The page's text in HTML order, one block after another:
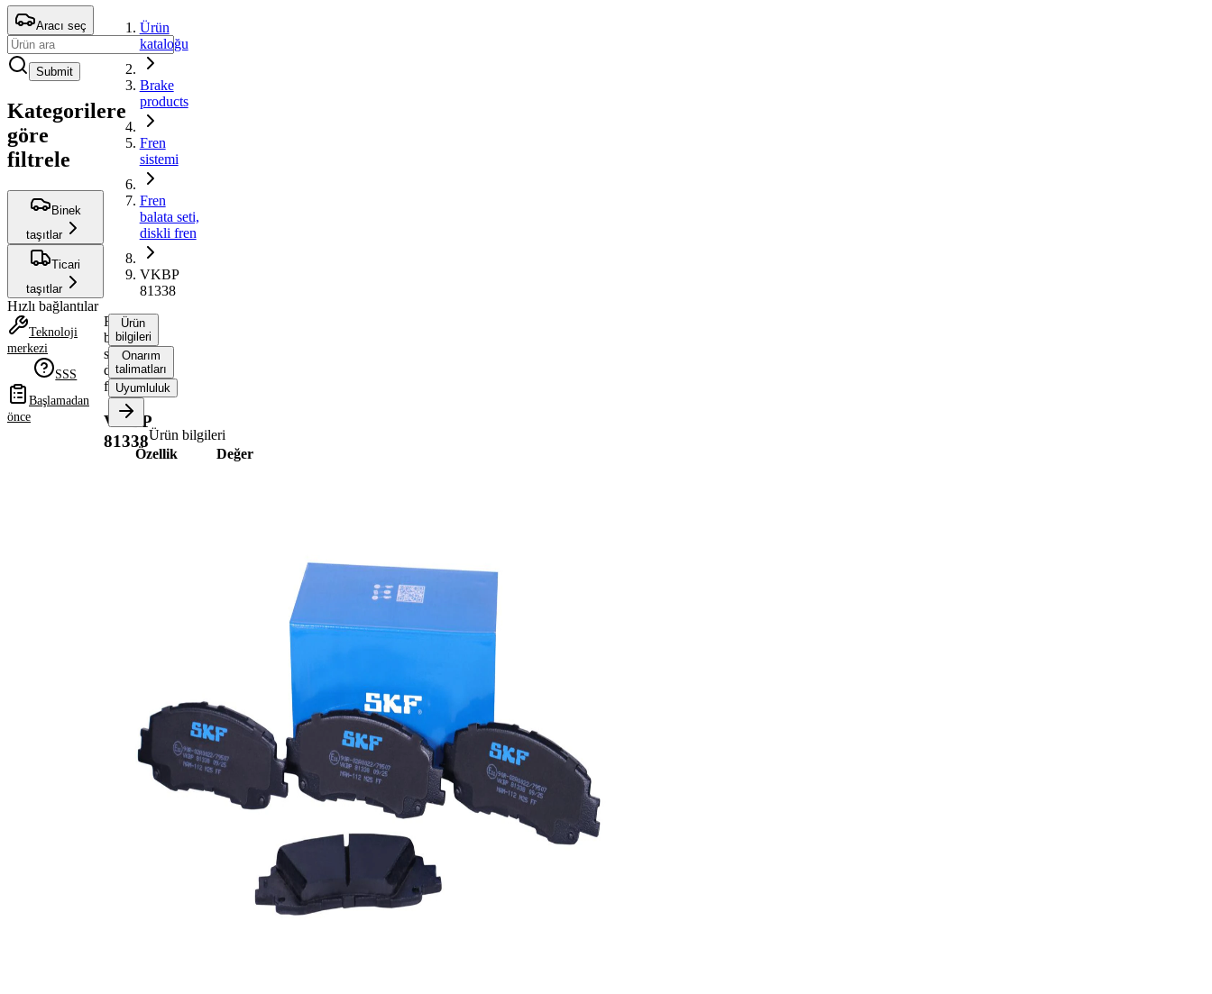
Aracı seç
Submit
Kategorilere
göre
filtrele
Binek
taşıtlar
Ticari
taşıtlar
Hızlı bağlantılar
Teknoloji
merkezi
SSS
Başlamadan
önce
Ürün
kataloğu
Brake
products
Fren
sistemi
Fren
balata seti,
diskli fren
VKBP
81338
Fren
balata
seti,
diskli
fren
VKBP
81338
Ürün
bilgileri
Onarım
talimatları
Uyumluluk
Ürün bilgileri
Özellik
Değer